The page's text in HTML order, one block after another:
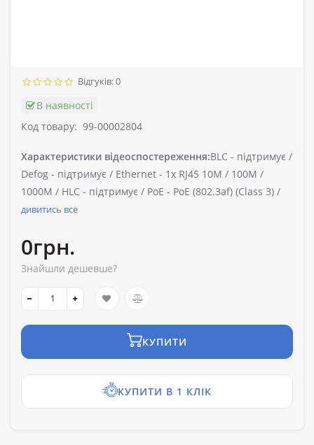
Відгуків: 0
В наявності
Код товару: 99-00002804
Характеристики відеоспостереження:BLC - підтримує /
Defog - підтримує / Ethernet - 1x RJ45 10M / 100M /
1000М / HLC - підтримує / PoE - PoE (802.3af) (Class 3) /
дивитись все
0грн.
Знайшли дешевше?
КУПИТИ
КУПИТИ В 1 КЛІК